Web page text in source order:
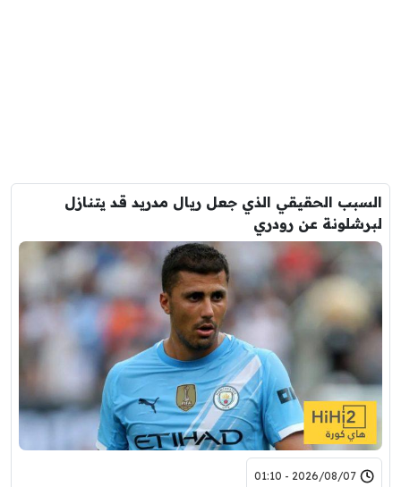
السبب الحقيقي الذي جعل ريال مدريد قد يتنازل
لبرشلونة عن رودري
2026/08/07 - 01:10